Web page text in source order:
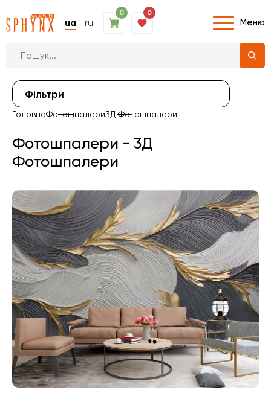
ua ru
0 0
Меню
Фiльтри
ГоловнаФотошпалери3Д Фотошпалери
Фотошпалери - 3Д
Фотошпалери